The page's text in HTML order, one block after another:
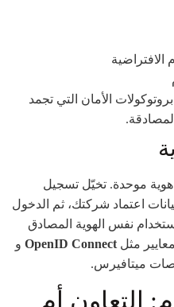
الأمان التي تجمد
هوية موحدة. تخيّل تسجيل
اعتماد شركتك، ثم الدخول
نفس الهوية المصادق
مثلOpenID Connectو
ميتافيرس.
التعاون أم